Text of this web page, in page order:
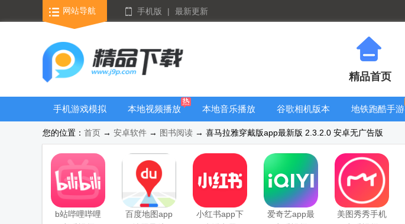
网站导航 手机版 | 最新更新
精品首页
手机游戏模拟
器安卓版合集
本地视频播放
本地音乐播放
器
谷歌相机版本
大全
地铁跑酷手游
大全
您的位置： 首页 → 安卓软件 → 图书阅读 → 喜马拉雅穿戴版app最新版 2.3.2.0 安卓无广告版
b站哔哩哔哩
百度地图app
小红书app下
爱奇艺app最
美图秀秀手机